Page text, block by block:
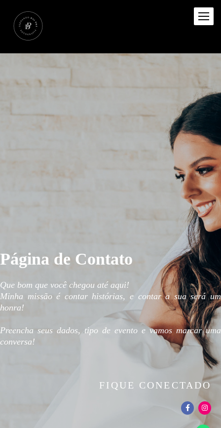
Página de Contato
Que bom que você chegou até aqui!
Minha missão é contar histórias, e contar a sua será um
honra!
Preencha seus dados, tipo de evento e vamos marcar uma
conversa!
FIQUE CONECTADO